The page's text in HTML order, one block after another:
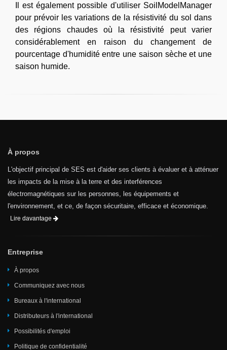
Il est également possible d'utiliser SoilModelManager
pour prévoir les variations de la résistivité du sol dans
des régions chaudes où la résistivité peut varier
considérablement en raison du changement de
pourcentage d'humidité entre une saison sèche et une
saison humide.
À propos
L'objectif principal de SES est d'aider ses clients à évaluer et à atténuer
les impacts de la mise à la terre et des interférences
électromagnétiques sur les personnes, les équipements et
l'environnement, et ce, de façon sécuritaire, efficace et économique.
Lire davantage
Entreprise
À propos
Communiquez avec nous
Bureaux à l'international
Distributeurs à l'international
Possibilités d'emploi
Politique de confidentialité